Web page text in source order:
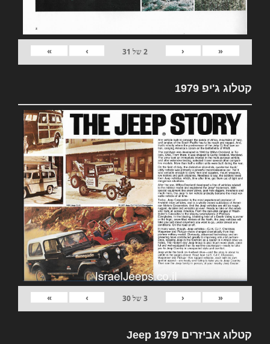
«
‹
2של 31
›
»
קטלוג ג'יפ 1979
«
‹
3של30
›
»
קטלוג אביזרים 1979 Jeep